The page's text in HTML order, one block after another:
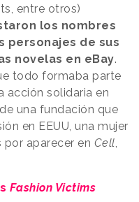
entre otros)
los nombres
personajes de sus
novelas en eBay.
todo formaba parte
acción solidaria en
una fundación que
en EEUU, una mujer
por aparecer en Cell
Fashion Victims